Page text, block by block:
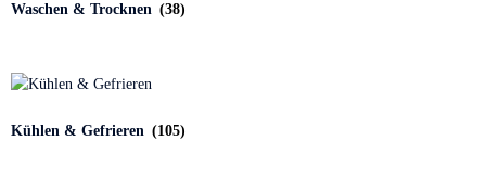
Waschen & Trocknen (38)
Kühlen & Gefrieren (105)